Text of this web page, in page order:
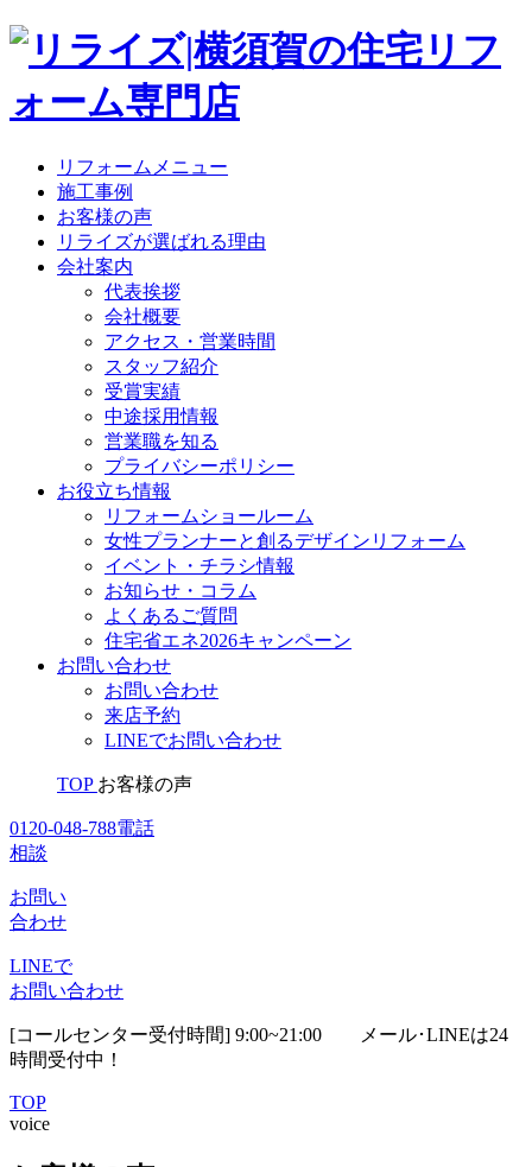
リフォームメニュー
施工事例
お客様の声
リライズが選ばれる理由
会社案内
代表挨拶
会社概要
アクセス・営業時間
スタッフ紹介
受賞実績
中途採用情報
営業職を知る
プライバシーポリシー
お役立ち情報
リフォームショールーム
女性プランナーと創るデザインリフォーム
イベント・チラシ情報
お知らせ・コラム
よくあるご質問
住宅省エネ2026キャンペーン
お問い合わせ
お問い合わせ
来店予約
LINEでお問い合わせ
TOP お客様の声
0120-048-788電話
相談
お問い
合わせ
LINEで
お問い合わせ
[コールセンター受付時間] 9:00~21:00 メール･LINEは24
時間受付中！
TOP
voice